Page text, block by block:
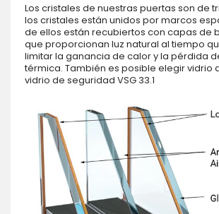
Los cristales de nuestras puertas son de
los cristales están unidos por marcos
de ellos están recubiertos con capas de
que proporcionan luz natural al tiempo
limitar la ganancia de calor y la pérdida
térmica. También es posible elegir vidrio
vidrio de seguridad VSG 33.1